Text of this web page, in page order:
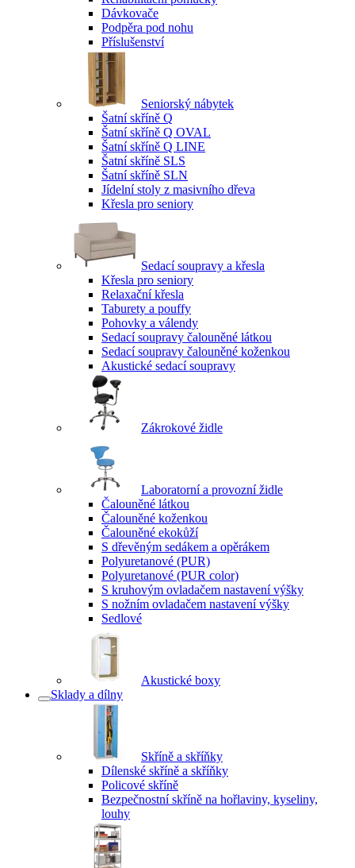
Dávkovače
Podpěra pod nohu
Příslušenství
Seniorský nábytek
Šatní skříně Q
Šatní skříně Q OVAL
Šatní skříně Q LINE
Šatní skříně SLS
Šatní skříně SLN
Jídelní stoly z masivního dřeva
Křesla pro seniory
Sedací soupravy a křesla
Křesla pro seniory
Relaxační křesla
Taburety a pouffy
Pohovky a válendy
Sedací soupravy čalouněné látkou
Sedací soupravy čalouněné koženkou
Akustické sedací soupravy
Zákrokové židle
Laboratorní a provozní židle
Čalouněné látkou
Čalouněné koženkou
Čalouněné ekokůží
S dřevěným sedákem a opěrákem
Polyuretanové (PUR)
Polyuretanové (PUR color)
S kruhovým ovladačem nastavení výšky
S nožním ovladačem nastavení výšky
Sedlové
Akustické boxy
Sklady a dílny
Skříně a skříňky
Dílenské skříně a skříňky
Policové skříně
Bezpečnostní skříně na hořlaviny, kyseliny,
louhy